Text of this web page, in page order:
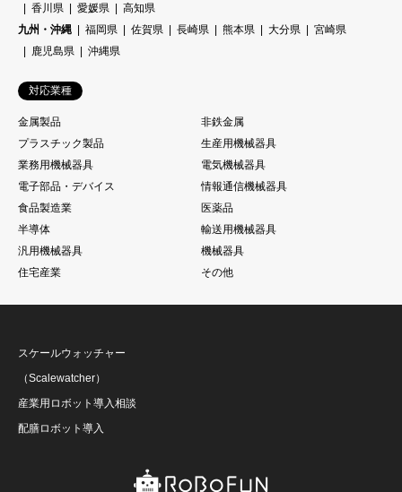
香川県
愛媛県
高知県
九州・沖縄
福岡県 佐賀県 長崎県 熊本県 大分県
宮崎県
鹿児島県
沖縄県
対応業種
金属製品
非鉄金属
プラスチック製品
生産用機械器具
業務用機械器具
電気機械器具
電子部品・デバイス
情報通信機械器具
食品製造業
医薬品
半導体
輸送用機械器具
汎用機械器具
機械器具
住宅産業
その他
スケールウォッチャー
（Scalewatcher）
産業用ロボット導入相談
配膳ロボット導入